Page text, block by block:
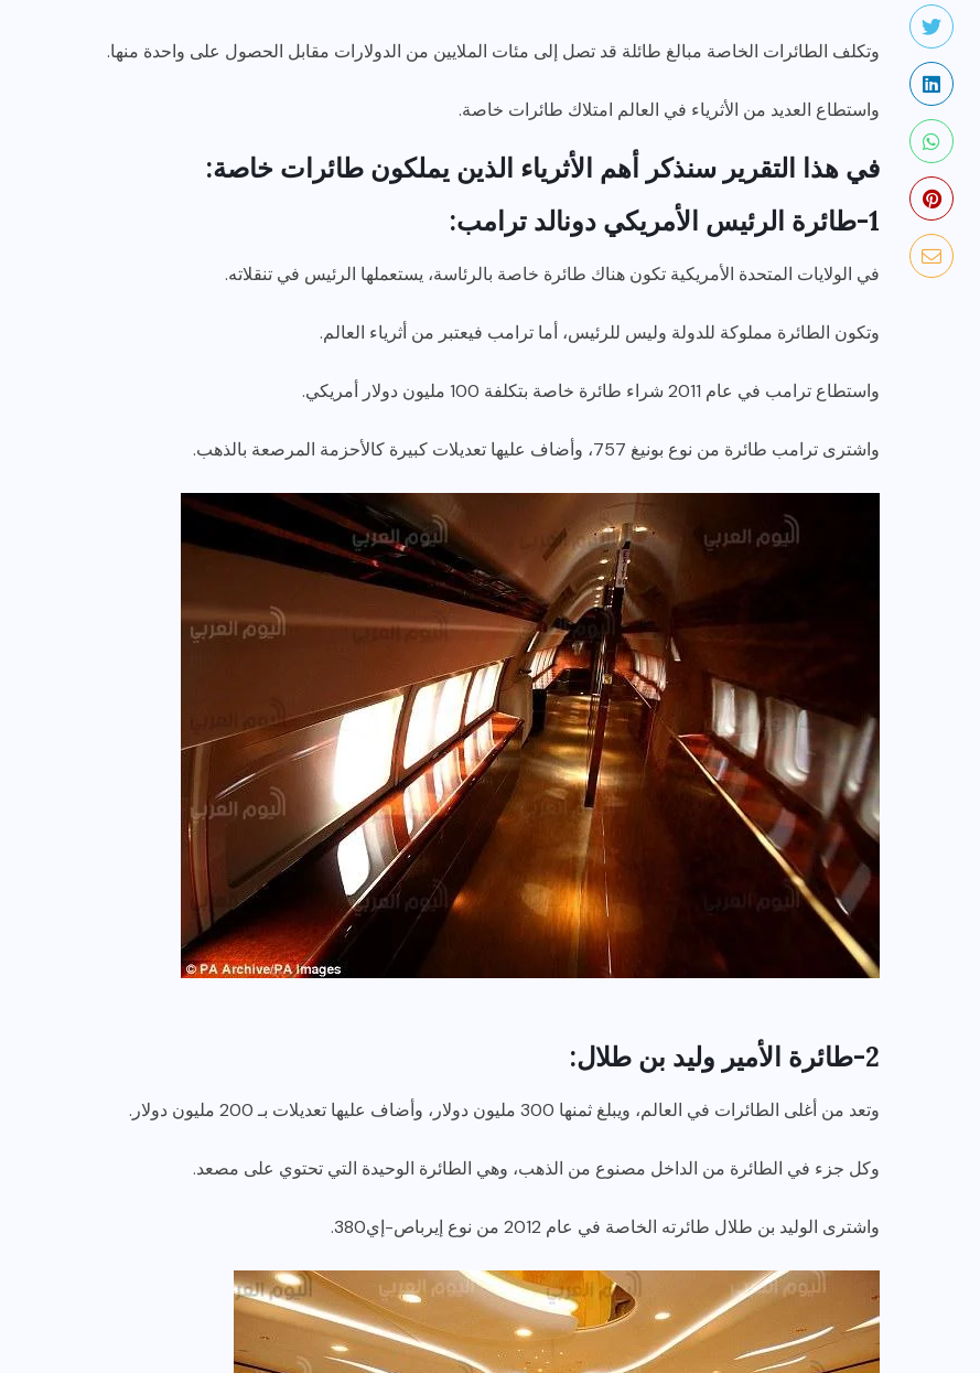
وتكلف الطائرات الخاصة مبالغ طائلة قد تصل إلى مئات الملايين من الدولارات مقابل الحصول على واحدة منها.
واستطاع العديد من الأثرياء في العالم امتلاك طائرات خاصة.
في هذا التقرير سنذكر أهم الأثرياء الذين يملكون طائرات خاصة:
1-طائرة الرئيس الأمريكي دونالد ترامب:
في الولايات المتحدة الأمريكية تكون هناك طائرة خاصة بالرئاسة، يستعملها الرئيس في تنقلاته.
وتكون الطائرة مملوكة للدولة وليس للرئيس، أما ترامب فيعتبر من أثرياء العالم.
واستطاع ترامب في عام 2011 شراء طائرة خاصة بتكلفة 100 مليون دولار أمريكي.
واشترى ترامب طائرة من نوع بونيغ 757، وأضاف عليها تعديلات كبيرة كالأحزمة المرصعة بالذهب.
2-طائرة الأمير وليد بن طلال:
وتعد من أغلى الطائرات في العالم، ويبلغ ثمنها 300 مليون دولار، وأضاف عليها تعديلات بـ 200 مليون دولار.
وكل جزء في الطائرة من الداخل مصنوع من الذهب، وهي الطائرة الوحيدة التي تحتوي على مصعد.
واشترى الوليد بن طلال طائرته الخاصة في عام 2012 من نوع إيرباص-إي380.
رصد كامل للقاء “سميره سعيد”
ديسمبر 26, 2017
أخبار عامة رياضة وفن
رصد اهم تصاريحات
الفنانه”شيرين رضا” مع سمر
يسرى..فما هى؟
ديسمبر 23, 2017
نجوم